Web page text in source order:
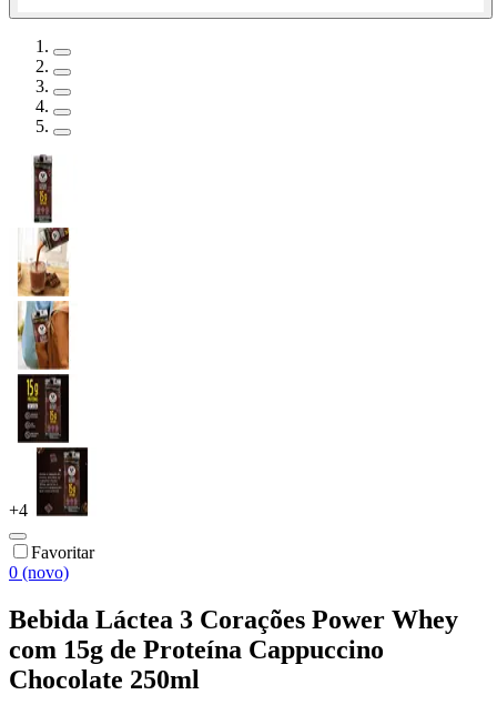
+4
Favoritar
0 (novo)
Bebida Láctea 3 Corações Power Whey
com 15g de Proteína Cappuccino
Chocolate 250ml